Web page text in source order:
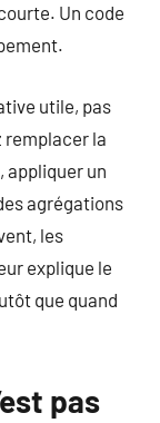
Un code
utile, pas
remplacer la
appliquer un
agrégations
les
explique le
que quand
pas